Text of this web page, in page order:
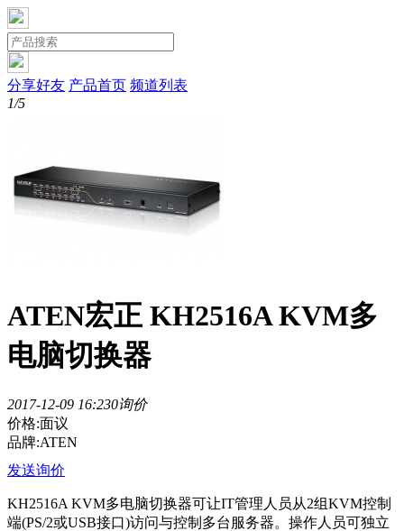
分享好友 产品首页 频道列表
1/5
ATEN宏正 KH2516A KVM多
电脑切换器
2017-12-09 16:230询价
价格:面议
品牌:ATEN
发送询价
KH2516A KVM多电脑切换器可让IT管理人员从2组KVM控制
端(PS/2或USB接口)访问与控制多台服务器。操作人员可独立